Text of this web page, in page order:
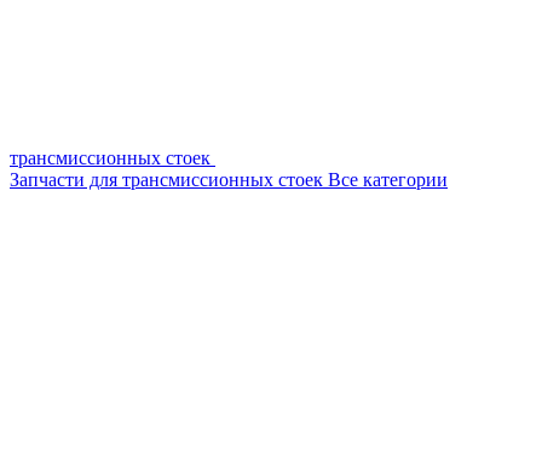
трансмиссионных стоек
Запчасти для трансмиссионных стоек Все категории